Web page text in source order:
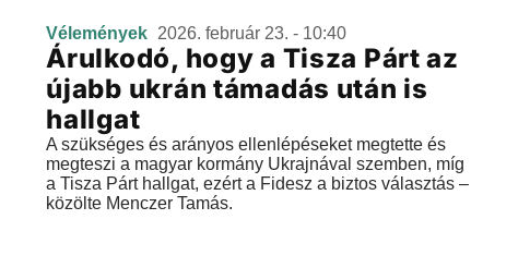
Vélemények 2026. február 23. - 10:40
Árulkodó, hogy a Tisza Párt az
újabb ukrán támadás után is
hallgat
A szükséges és arányos ellenlépéseket megtette és
megteszi a magyar kormány Ukrajnával szemben, míg
a Tisza Párt hallgat, ezért a Fidesz a biztos választás –
közölte Menczer Tamás.